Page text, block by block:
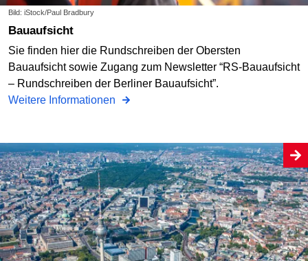
Bild: iStock/Paul Bradbury
Bauaufsicht
Sie finden hier die Rundschreiben der Obersten
Bauaufsicht sowie Zugang zum Newsletter “RS-Bauaufsicht
– Rundschreiben der Berliner Bauaufsicht”.
Weitere Informationen